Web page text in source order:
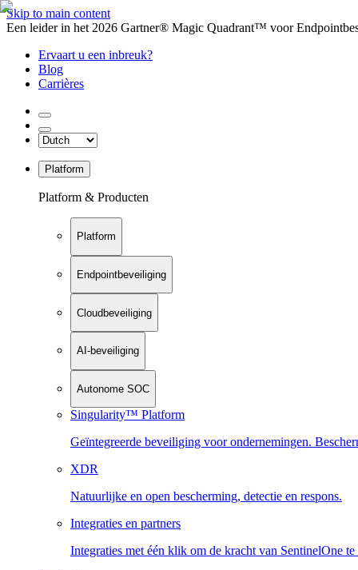
Skip to main content
Een leider in het 2026 Gartner® Magic Quadrant™ voor
Ervaart u een inbreuk?
Blog
Carrières
Platform
Platform & Producten
Platform
Endpointbeveiliging
Cloudbeveiliging
AI-beveiliging
Autonome SOC
Singularity™ Platform
Geïntegreerde beveiliging voor ondernemingen.
XDR
Natuurlijke en open bescherming, detectie en respons.
Integraties en partners
Integraties met één klik om de kracht van SentinelOne te